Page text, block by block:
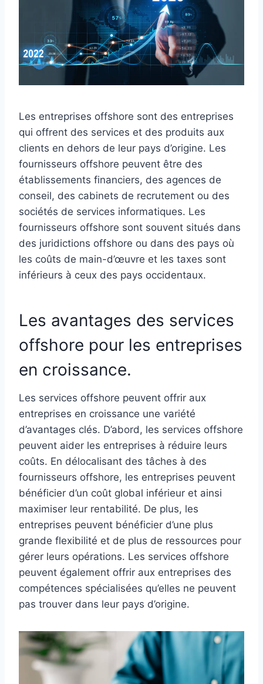
Les entreprises offshore sont des entreprises
qui offrent des services et des produits aux
clients en dehors de leur pays d’origine. Les
fournisseurs offshore peuvent être des
établissements financiers, des agences de
conseil, des cabinets de recrutement ou des
sociétés de services informatiques. Les
fournisseurs offshore sont souvent situés dans
des juridictions offshore ou dans des pays où
les coûts de main-d’œuvre et les taxes sont
inférieurs à ceux des pays occidentaux.
Les avantages des services
offshore pour les entreprises
en croissance.
Les services offshore peuvent offrir aux
entreprises en croissance une variété
d’avantages clés. D’abord, les services offshore
peuvent aider les entreprises à réduire leurs
coûts. En délocalisant des tâches à des
fournisseurs offshore, les entreprises peuvent
bénéficier d’un coût global inférieur et ainsi
maximiser leur rentabilité. De plus, les
entreprises peuvent bénéficier d’une plus
grande flexibilité et de plus de ressources pour
gérer leurs opérations. Les services offshore
peuvent également offrir aux entreprises des
compétences spécialisées qu’elles ne peuvent
pas trouver dans leur pays d’origine.